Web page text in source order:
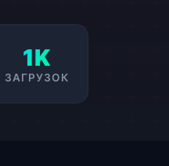
1K
ЗАГРУЗОК